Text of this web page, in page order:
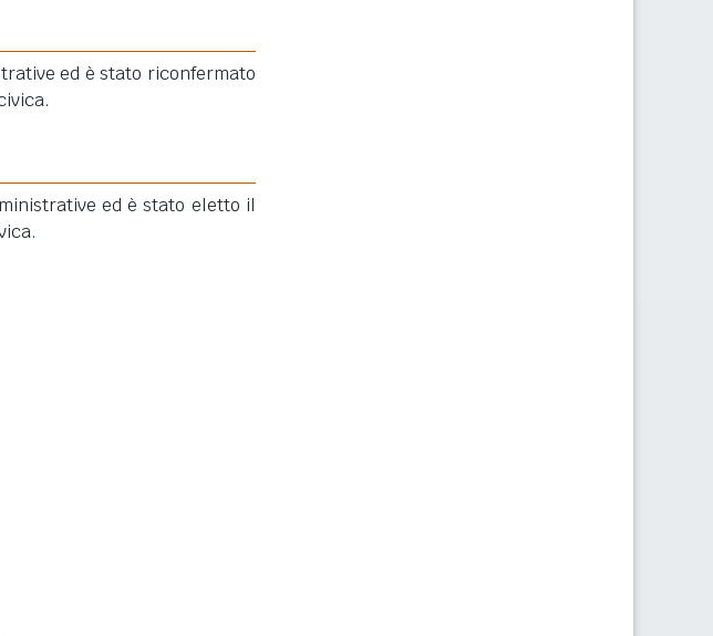
ed è stato riconfermato
ed è stato eletto il